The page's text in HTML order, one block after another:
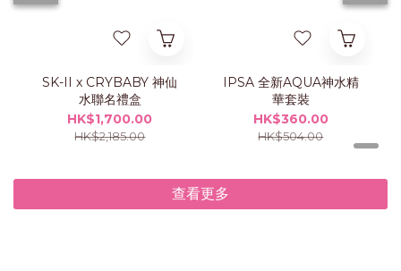
SK-II x CRYBABY 神仙
水聯名禮盒
HK$1,700.00
HK$2,185.00
IPSA 全新AQUA神水精
華套裝
HK$360.00
HK$504.00
查看更多